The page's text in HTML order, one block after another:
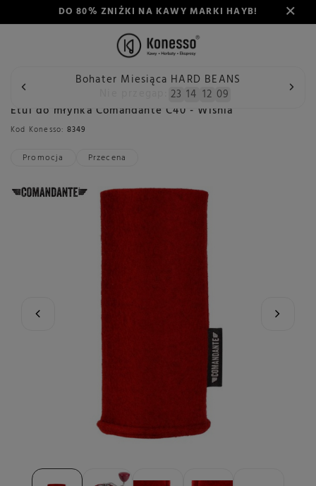
DO 80% ZNIŻKI NA KAWY MARKI HAYB!
Bohater Miesiąca HARD BEANS
23 14 12 08
Wstecz Konesso Akcesoria Rodzaj Akcesoria do
Promocja Przecena
Etui do młynka Comandante C40 - Wiśnia
Kod Konesso: 8349